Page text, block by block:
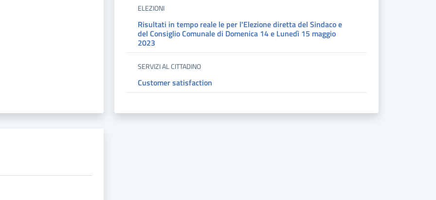
ELEZIONI
Risultati in tempo reale le per l'Elezione diretta del Sindaco e
del Consiglio Comunale di Domenica 14 e Lunedì 15 maggio
2023
SERVIZI AL CITTADINO
Customer satisfaction